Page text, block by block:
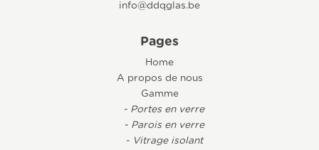
info@ddqglas.be
Pages
Home
A propos de nous
Gamme
- Portes en verre
- Parois en verre
- Vitrage isolant